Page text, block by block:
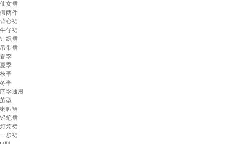
仙女裙
假两件
背心裙
牛仔裙
针织裙
吊带裙
春季
夏季
秋季
冬季
四季通用
茧型
喇叭裙
铅笔裙
灯笼裙
一步裙